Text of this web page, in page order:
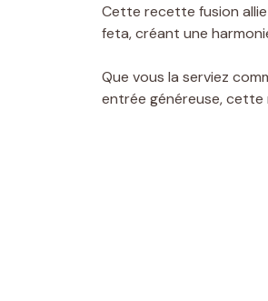
Cette recette fusion
feta, créant une
Que vous la serviez
entrée généreuse,